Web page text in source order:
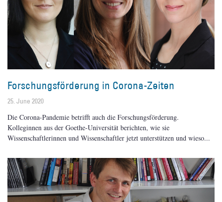
Forschungsförderung in Corona-Zeiten
25. June 2020
Die Corona-Pandemie betrifft auch die Forschungsförderung.
Kolleginnen aus der Goethe-Universität berichten, wie sie
Wissenschaftlerinnen und Wissenschaftler jetzt unterstützen und wieso